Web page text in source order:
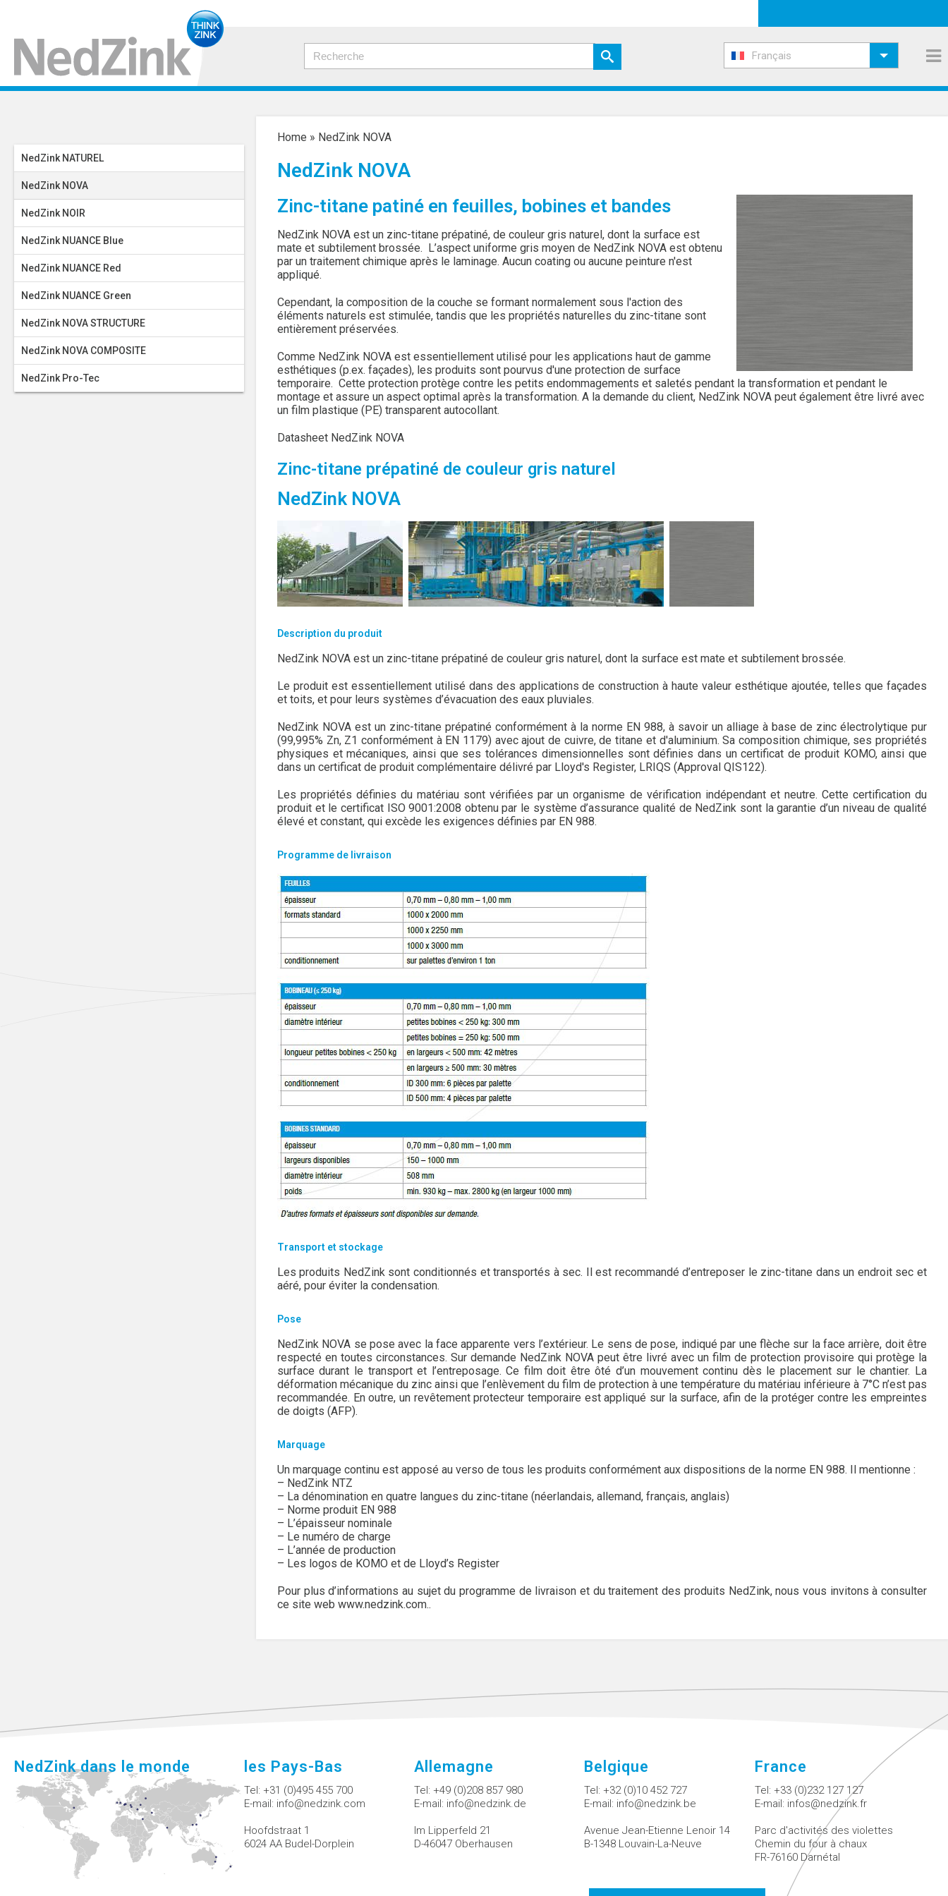
Français
Home » NedZink NOVA
NedZink NOVA
Zinc-titane patiné en feuilles, bobines et bandes
NedZink NOVA est un zinc-titane prépatiné, de couleur gris naturel, dont la surface est
mate et subtilement brossée. L’aspect uniforme gris moyen de NedZink NOVA est obtenu
par un traitement chimique après le laminage. Aucun coating ou aucune peinture n'est
appliqué.
Cependant, la composition de la couche se formant normalement sous l'action des
éléments naturels est stimulée, tandis que les propriétés naturelles du zinc-titane sont
entièrement préservées.
Comme NedZink NOVA est essentiellement utilisé pour les applications haut de gamme
esthétiques (p.ex. façades), les produits sont pourvus d'une protection de surface
temporaire. Cette protection protège contre les petits endommagements et saletés pendant la transformation et pendant le
montage et assure un aspect optimal après la transformation. A la demande du client, NedZink NOVA peut également être livré avec
un film plastique (PE) transparent autocollant.
Datasheet NedZink NOVA
Zinc-titane prépatiné de couleur gris naturel
NedZink NOVA
Description du produit
NedZink NOVA est un zinc-titane prépatiné de couleur gris naturel, dont la surface est mate et subtilement brossée.
Le produit est essentiellement utilisé dans des applications de construction à haute valeur esthétique ajoutée, telles que façades
et toits, et pour leurs systèmes d’évacuation des eaux pluviales.
NedZink NOVA est un zinc-titane prépatiné conformément à la norme EN 988, à savoir un alliage à base de zinc électrolytique pur
(99,995% Zn, Z1 conformément à EN 1179) avec ajout de cuivre, de titane et d'aluminium. Sa composition chimique, ses propriétés
physiques et mécaniques, ainsi que ses tolérances dimensionnelles sont définies dans un certificat de produit KOMO, ainsi que
dans un certificat de produit complémentaire délivré par Lloyd's Register, LRIQS (Approval QIS122).
Les propriétés définies du matériau sont vérifiées par un organisme de vérification indépendant et neutre. Cette certification du
produit et le certificat ISO 9001:2008 obtenu par le système d’assurance qualité de NedZink sont la garantie d’un niveau de qualité
élevé et constant, qui excède les exigences définies par EN 988.
Programme de livraison
Transport et stockage
Les produits NedZink sont conditionnés et transportés à sec. Il est recommandé d’entreposer le zinc-titane dans un endroit sec et
aéré, pour éviter la condensation.
Pose
NedZink NOVA se pose avec la face apparente vers l’extérieur. Le sens de pose, indiqué par une flèche sur la face arrière, doit être
respecté en toutes circonstances. Sur demande NedZink NOVA peut être livré avec un film de protection provisoire qui protège la
surface durant le transport et l’entreposage. Ce film doit être ôté d’un mouvement continu dès le placement sur le chantier. La
déformation mécanique du zinc ainsi que l’enlèvement du film de protection à une température du matériau inférieure à 7°C n’est pas
recommandée. En outre, un revêtement protecteur temporaire est appliqué sur la surface, afin de la protéger contre les empreintes
de doigts (AFP).
Marquage
Un marquage continu est apposé au verso de tous les produits conformément aux dispositions de la norme EN 988. Il mentionne :
– NedZink NTZ
– La dénomination en quatre langues du zinc-titane (néerlandais, allemand, français, anglais)
– Norme produit EN 988
– L’épaisseur nominale
– Le numéro de charge
– L’année de production
– Les logos de KOMO et de Lloyd’s Register
Pour plus d’informations au sujet du programme de livraison et du traitement des produits NedZink, nous vous invitons à consulter
ce site web www.nedzink.com..
NedZink NATUREL
NedZink NOVA
NedZink NOIR
NedZink NUANCE Blue
NedZink NUANCE Red
NedZink NUANCE Green
NedZink NOVA STRUCTURE
NedZink NOVA COMPOSITE
NedZink Pro-Tec
NedZink dans le monde les Pays-Bas
Tel: +31 (0)495 455 700
E-mail: info@nedzink.com
Hoofdstraat 1
6024 AA Budel-Dorplein
Allemagne
Tel: +49 (0)208 857 980
E-mail: info@nedzink.de
Im Lipperfeld 21
D-46047 Oberhausen
Belgique
Tel: +32 (0)10 452 727
E-mail: info@nedzink.be
Avenue Jean-Etienne Lenoir 14
B-1348 Louvain-La-Neuve
France
Tel: +33 (0)232 127 127
E-mail: infos@nedzink.fr
Parc d'activités des violettes
Chemin du four à chaux
FR-76160 Darnétal